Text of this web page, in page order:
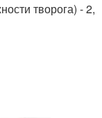
творога) - 2,